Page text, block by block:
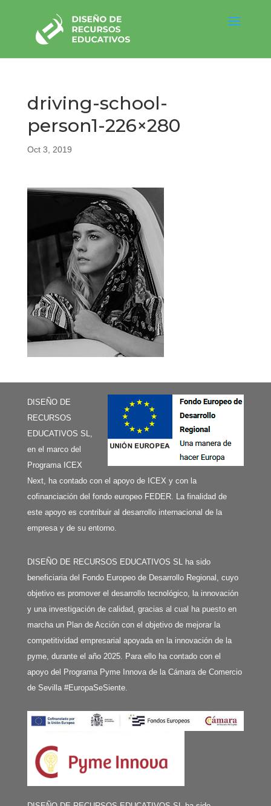
driving-school-
person1-226×280
Oct 3, 2019
DISEÑO DE
RECURSOS
EDUCATIVOS SL,
en el marco del
Programa ICEX
Next, ha contado con el apoyo de ICEX y con la
cofinanciación del fondo europeo FEDER. La finalidad de
este apoyo es contribuir al desarrollo internacional de la
empresa y de su entorno.
DISEÑO DE RECURSOS EDUCATIVOS SL ha sido
beneficiaria del Fondo Europeo de Desarrollo Regional, cuyo
objetivo es promover el desarrollo tecnológico, la innovación
y una investigación de calidad, gracias al cual ha puesto en
marcha un Plan de Acción con el objetivo de mejorar la
competitividad empresarial apoyada en la innovación de la
pyme, durante el año 2025. Para ello ha contado con el
apoyo del Programa Pyme Innova de la Cámara de Comercio
de Sevilla #EuropaSeSiente.